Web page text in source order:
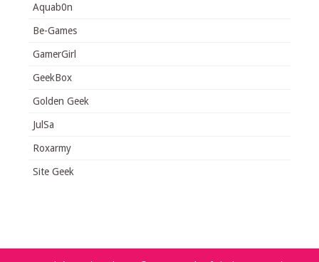
Aquab0n
Be-Games
GamerGirl
GeekBox
Golden Geek
JulSa
Roxarmy
Site Geek